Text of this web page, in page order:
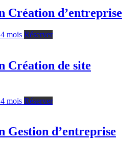
Création d’entreprise
mois Réserver
Création de site
mois Réserver
Gestion d’entreprise